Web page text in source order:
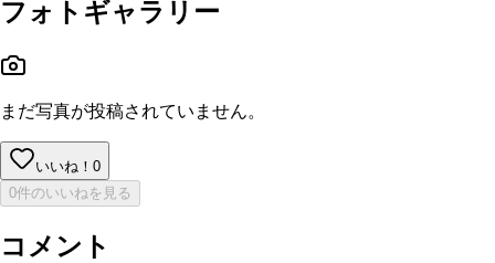
フォトギャラリー
まだ写真が投稿されていません。
いいね！ 0
0件のいいねを見る
コメント